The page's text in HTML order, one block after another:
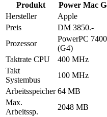
Produkt
Power Mac
Hersteller
Apple
Preis
DM 3850.-
Prozessor
PowerPC 7400
(G4)
Taktrate CPU
400 MHz
Takt
Systembus
100 MHz
Arbeitsspeicher 64 MB
Max.
Arbeitssp.
2048 MB